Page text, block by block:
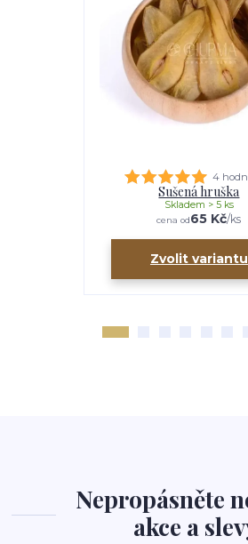
4
Sušená hruška
cena od65 Kč/ks
Skladem > 5 ks
Zvolit variantu
Nepropásněte
akce a